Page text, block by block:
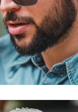
biciklizam